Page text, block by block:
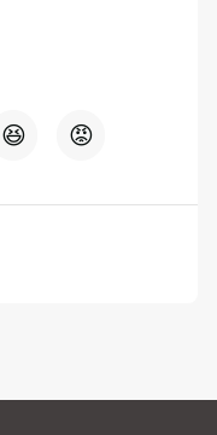
😆 😡